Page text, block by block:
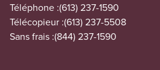
Téléphone :(613) 237-1590
Télécopieur :(613) 237-5508
Sans frais :(844) 237-1590